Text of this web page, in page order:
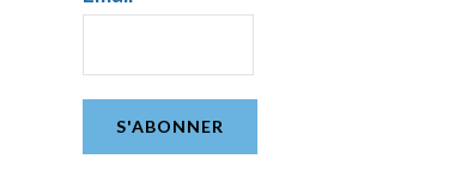
S'ABONNER